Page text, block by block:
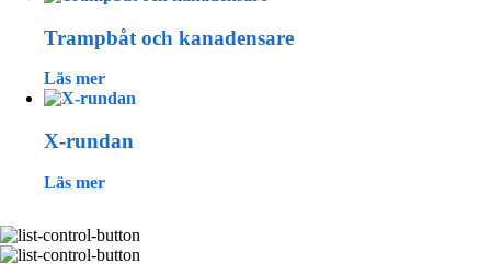
Trampbåt och kanadensare
Läs mer
X-rundan
Läs mer